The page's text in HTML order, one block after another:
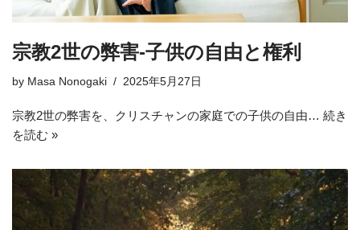
宗教2世の弊害-子供の自由と権利
by Masa Nonogaki 2025年5月27日
宗教2世の弊害を、クリスチャンの家庭での子供の自由… 続き
を読む »